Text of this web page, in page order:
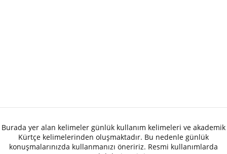
Burada yer alan kelimeler günlük kullanım kelimeleri ve akademik
Kürtçe kelimelerinden oluşmaktadır. Bu nedenle günlük
konuşmalarınızda kullanmanızı öneririz. Resmi kullanımlarda